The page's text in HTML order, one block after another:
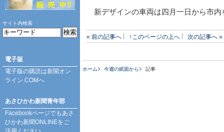
新デザインの車両は四月一日から市内
« 前の記事へ ↑このページの上へ 次の記事へ »
ホーム 今週の紙面から 記事
サイト内検索
電子版
電子版の購読は新聞オン
ライン.COMへ
あさひかわ新聞青年部
Facebookページでもあさ
ひかわ新聞ONLINEをご